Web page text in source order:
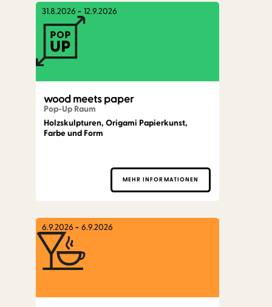
31.8.2026 - 12.9.2026
wood meets paper
Pop-Up Raum
Holzskulpturen, Origami Papierkunst,
Farbe und Form
MEHR INFORMATIONEN
6.9.2026 - 6.9.2026